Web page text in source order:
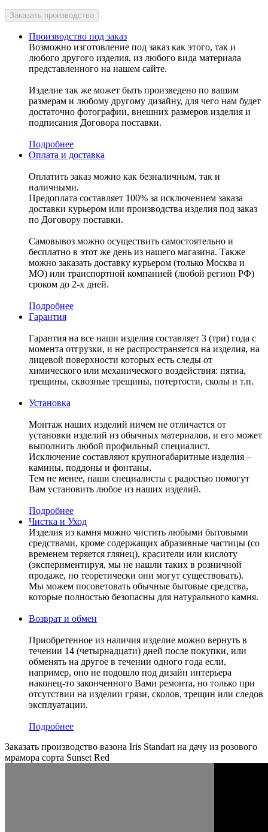
Производство под заказ
Возможно изготовление под заказ как этого, так и
любого другого изделия, из любого вида материала
представленного на нашем сайте.
Изделие так же может быть произведено по вашим
размерам и любому другому дизайну, для чего нам будет
достаточно фотографии, внешних размеров изделия и
подписания Договора поставки.
Подробнее
Оплата и доставка
Оплатить заказ можно как безналичным, так и
наличными.
Предоплата составляет 100% за исключением заказа
доставки курьером или производства изделия под заказ
по Договору поставки.
Самовывоз можно осуществить самостоятельно и
бесплатно в этот же день из нашего магазина. Также
можно заказать доставку курьером (только Москва и
МО) или транспортной компанией (любой регион РФ)
сроком до 2-х дней.
Подробнее
Гарантия
Гарантия на все наши изделия составляет 3 (три) года с
момента отгрузки, и не распространяется на изделия, на
лицевой поверхности которых есть следы от
химического или механического воздействия: пятна,
трещины, сквозные трещины, потертости, сколы и т.п.
Установка
Монтаж наших изделий ничем не отличается от
установки изделий из обычных материалов, и его может
выполнить любой профильный специалист.
Исключение составляют крупногабаритные изделия –
камины, поддоны и фонтаны.
Тем не менее, наши специалисты с радостью помогут
Вам установить любое из наших изделий.
Подробнее
Чистка и Уход
Изделия из камня можно чистить любыми бытовыми
средствами, кроме содержащих абразивные частицы (со
временем теряется глянец), красители или кислоту
(экспериментируя, мы не нашли таких в розничной
продаже, но теоретически они могут существовать).
Мы можем посоветовать обычные бытовые средства,
которые полностью безопасны для натурального камня.
Возврат и обмен
Приобретенное из наличия изделие можно вернуть в
течении 14 (четырнадцати) дней после покупки, или
обменять на другое в течении одного года если,
например, оно не подошло под дизайн интерьера
наконец-то законченного Вами ремонта, но только при
отсутствии на изделии грязи, сколов, трещин или следов
эксплуатации.
Подробнее
Заказать производство вазона Iris Standart на дачу из розового
мрамора сорта Sunset Red